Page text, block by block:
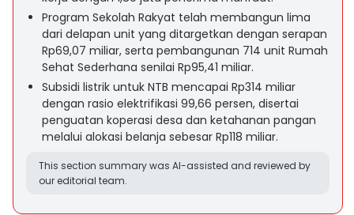
Program Sekolah Rakyat telah membangun lima
dari delapan unit yang ditargetkan dengan serapan
Rp69,07 miliar, serta pembangunan 714 unit Rumah
Sehat Sederhana senilai Rp95,41 miliar.
Subsidi listrik untuk NTB mencapai Rp314 miliar
dengan rasio elektrifikasi 99,66 persen, disertai
penguatan koperasi desa dan ketahanan pangan
melalui alokasi belanja sebesar Rp118 miliar.
This section summary was AI-assisted and reviewed by
our editorial team.